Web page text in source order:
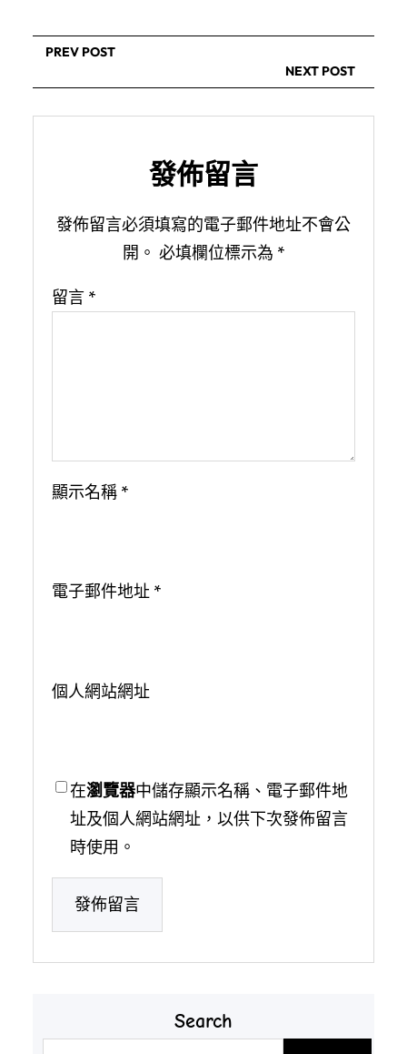
PREV POST
NEXT POST
發佈留言
發佈留言必須填寫的電子郵件地址不會公
開。 必填欄位標示為 *
留言 *
顯示名稱 *
電子郵件地址 *
個人網站網址
在瀏覽器中儲存顯示名稱、電子郵件地
址及個人網站網址，以供下次發佈留言
時使用。
Search